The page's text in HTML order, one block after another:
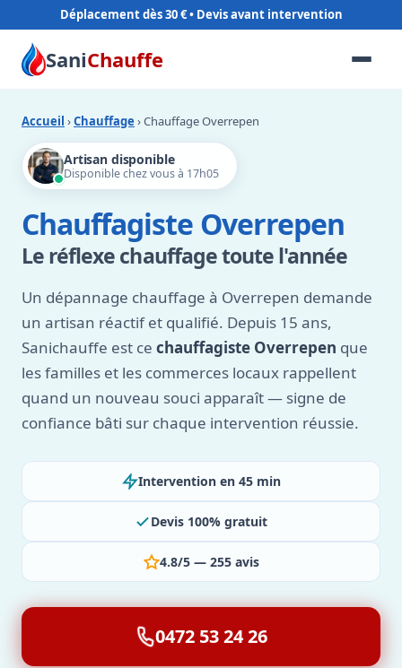
Déplacement dès 30 €
SaniChauffe
Accueil ›Chauffage › Chauffage Overrepen
Artisan disponible
Disponible chez vous à 17h05
Chauffagiste Overrepen
Le réflexe chauffage toute l'année
Un dépannage chauffage à Overrepen demande
un artisan réactif et qualifié. Depuis 15 ans,
Sanichauffe est ce chauffagiste Overrepen que
les familles et les commerces locaux rappellent
quand un nouveau souci apparaît — signe de
confiance bâti sur chaque intervention réussie.
Intervention en 45 min
Devis 100% gratuit
4.8/5 — 255 avis
0472 53 24 26